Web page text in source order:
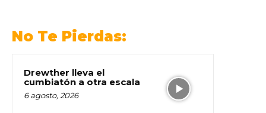
No Te Pierdas:
Drewther lleva el
cumbiatón a otra escala
6 agosto, 2026